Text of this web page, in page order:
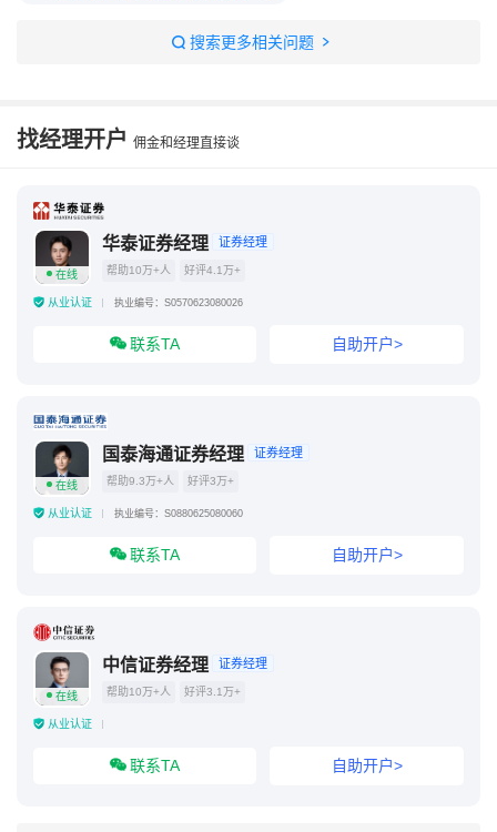
同花顺能登录别的券商账户吗
从一个券商转到另外一个券商
证券账户可以在其他券商用吗
不同券商的账号通用吗
搜索更多相关问题
找经理开户 佣金和经理直接谈
在线
华泰证券经理 证券经理
帮助10万+人 好评4.1万+
从业认证 执业编号：S0570623080026
联系TA 自助开户>
在线
国泰海通证券经理 证券经理
帮助9.3万+人 好评3万+
从业认证 执业编号：S0880625080060
联系TA 自助开户>
在线
中信证券经理 证券经理
帮助10万+人 好评3.1万+
从业认证
联系TA 自助开户>